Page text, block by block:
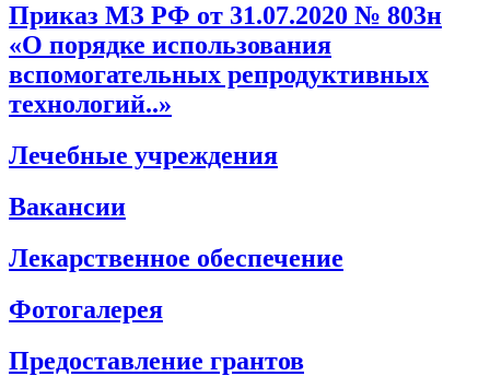
Приказ МЗ РФ от 31.07.2020 № 803н
«О порядке использования
вспомогательных репродуктивных
технологий..»
Лечебные учреждения
Вакансии
Лекарственное обеспечение
Фотогалерея
Предоставление грантов